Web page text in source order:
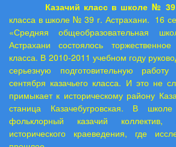
Казачий класс в школе № 39
класса в школе № 39 г. Астрахани. 16
«Средняя общеобразовательная
Астрахани состоялось
класса. В 2010-2011 учебном году
серьезную подготовительную
сентября казачьего класса. И это не
примыкает к историческому району
станица Казачебугровская. В школе
фольклорный казачий коллектив,
исторического краеведения, где